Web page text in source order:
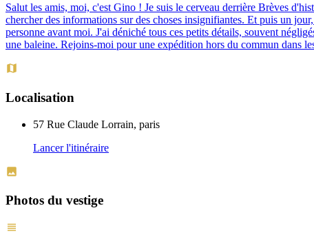
Salut les amis, moi, c'est Gino ! Je suis le cerveau derrière Brèves
chercher des informations sur des choses insignifiantes. Et puis un
personne avant moi. J'ai déniché tous ces petits détails, souvent
une baleine. Rejoins-moi pour une expédition hors du commun dans
Localisation
57 Rue Claude Lorrain, paris
Lancer l'itinéraire
Photos du vestige